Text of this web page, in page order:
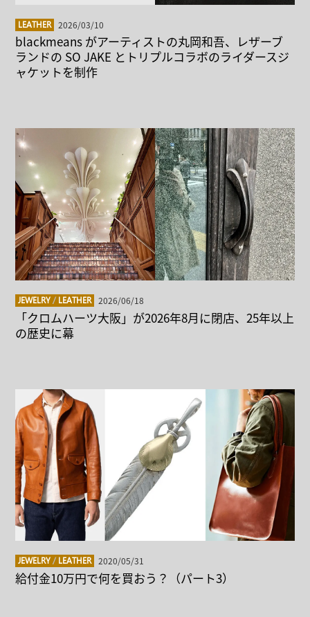
LEATHER 2026/03/10
blackmeans がアーティストの丸岡和吾、レザーブ
ランドの SO JAKE とトリプルコラボのライダースジ
ャケットを制作
JEWELRY / LEATHER 2026/06/18
「クロムハーツ大阪」が2026年8月に閉店、25年以上
の歴史に幕
JEWELRY / LEATHER 2020/05/31
給付金10万円で何を買おう？（パート3）